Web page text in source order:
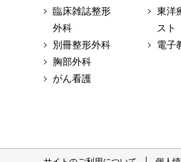
臨床雑誌整形
外科
別冊整形外科
胸部外科
がん看護
東洋
スト
電子